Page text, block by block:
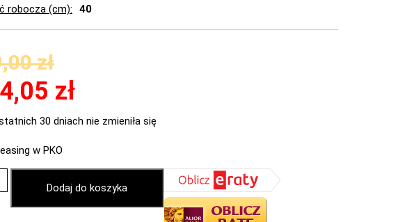
robocza (cm)
40
zł
zł
30 dniach nie zmieniła się
w PKO
Dodaj do koszyka